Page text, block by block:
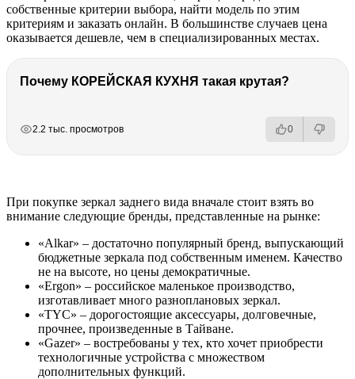
собственные критерии выбора, найти модель по этим
критериям и заказать онлайн. В большинстве случаев цена
оказывается дешевле, чем в специализированных местах.
Почему КОРЕЙСКАЯ КУХНЯ такая крутая?
2.2 тыс. просмотров 0
При покупке зеркал заднего вида вначале стоит взять во
внимание следующие бренды, представленные на рынке:
«Alkar» – достаточно популярный бренд, выпускающий
бюджетные зеркала под собственным именем. Качество
не на высоте, но цены демократичные.
«Ergon» – российское маленькое производство,
изготавливает много разноплановых зеркал.
«TYC» – дорогостоящие аксессуары, долговечные,
прочнее, произведенные в Тайване.
«Gazer» – востребованы у тех, кто хочет приобрести
технологичные устройства с множеством
дополнительных функций.